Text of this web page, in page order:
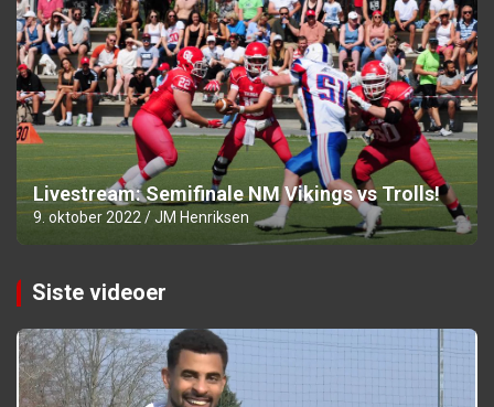
Livestream: Semifinale NM Vikings vs Trolls!
9. oktober 2022 JM Henriksen
Siste videoer